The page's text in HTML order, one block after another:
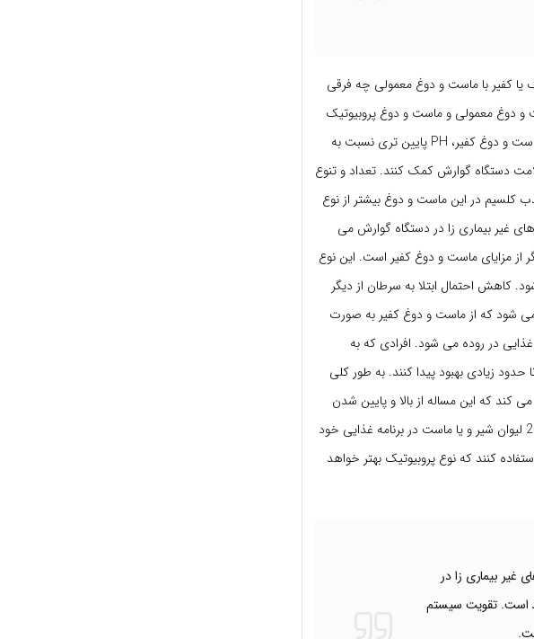
یا کفیر با ماست و دوغ معمولی چه فرقی
و دوغ معمولی و ماست و دوغ پروبیوتیک
وجود ندارد. اما اگر بخواهیم تفاوتی بین این دو قائل شویم باید گفت که ماست و دوغ کفیر، PH پایین تری نسبت به
دستگاه گوارش کمک کنند. تعداد و تنوع
کلسیم در این ماست و دوغ بیشتر از نوع
غیر بیماری زا در دستگاه گوارش می
مزایای ماست و دوغ کفیر است. این نوع
احتمال ابتلا به سرطان از دیگر
شود که از ماست و دوغ کفیر به صورت
در روده می شود. افرادی که به
زیادی بهبود پیدا کنند. به طور کلی
کند که این مساله از بالا و پایین شدن
میزان PH در دستگاه گوارش جلوگیری می کند. هر فرد به طور روزانه باید 2 لیوان شیر و یا ماست در برنامه غذایی خود
4 لیوان باید شیر یا ماست استفاده کنند که نوع پروبیوتیک بهتر خواهد
غیر بیماری زا در
است. تقویت سیستم